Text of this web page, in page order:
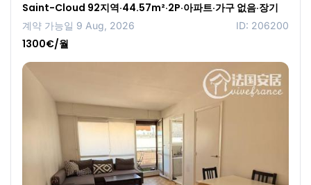
Saint-Cloud 92지역·44.57m²·2P·아파트·가구 없음·장기
계약 가능일 9 Aug, 2026 ID: 206200
1300€/월